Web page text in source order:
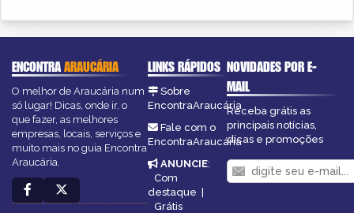
ENCONTRAARAUCÁRIA
O melhor de Araucária num
só lugar! Dicas, onde ir, o
que fazer, as melhores
empresas, locais, serviços e
muito mais no guia Encontra
Araucária.
LINKS RÁPIDOS
Sobre
EncontraAraucária
Fale com o
EncontraAraucária
ANUNCIE:
Com
destaque |
Grátis
NOVIDADES POR E-
MAIL
Receba grátis as
principais notícias,
dicas e promoções